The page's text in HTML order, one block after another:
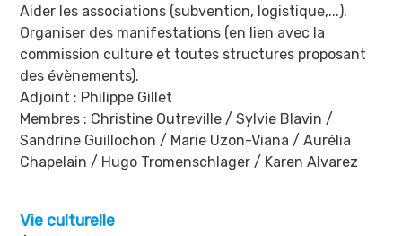
Aider les associations (subvention, logistique,...).
Organiser des manifestations (en lien avec la
commission culture et toutes structures proposant
des évènements).
Adjoint : Philippe Gillet
Membres : Christine Outreville / Sylvie Blavin /
Sandrine Guillochon / Marie Uzon-Viana / Aurélia
Chapelain / Hugo Tromenschlager / Karen Alvarez
Vie culturelle